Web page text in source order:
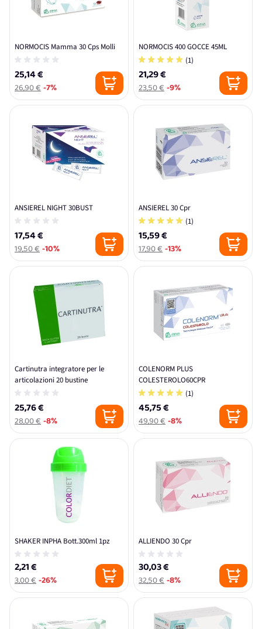
NORMOCIS Mamma 30 Cps Molli
25,14 €
26,90 €-7%
NORMOCIS 400 GOCCE 45ML
(1)
21,29 €
23,50 €-9%
ANSIEREL NIGHT 30BUST
17,54 €
19,50 €-10%
ANSIEREL 30 Cpr
(1)
15,59 €
17,90 €-13%
Cartinutra integratore per le
articolazioni 20 bustine
25,76 €
28,00 €-8%
COLENORM PLUS
COLESTEROLO60CPR
(1)
45,75 €
49,90 €-8%
SHAKER INPHA Bott.300ml 1pz
2,21 €
3,00 €-26%
ALLIENDO 30 Cpr
30,03 €
32,50 €-8%